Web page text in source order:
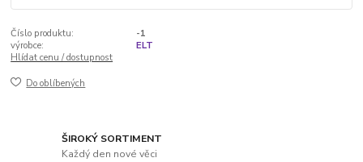
Číslo produktu:
-1
výrobce:
ELT
Hlídat cenu / dostupnost
Do oblíbených
ŠIROKÝ SORTIMENT
Každý den nové věci